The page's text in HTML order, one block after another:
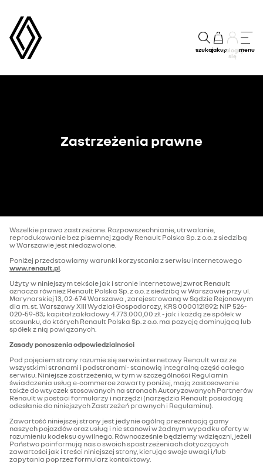
szukajzakupZaloguj
się
menu
Zastrzeżenia prawne
Wszelkie prawa zastrzeżone. Rozpowszechnianie, utrwalanie,
reprodukowanie bez pisemnej zgody Renault Polska Sp. z o.o. z siedzibą
w Warszawie jest niedozwolone.
Poniżej przedstawiamy warunki korzystania z serwisu internetowego
www.renault.pl.
Użyty w niniejszym tekście jak i stronie internetowej zwrot Renault
oznacza również Renault Polska Sp. z o.o. z siedzibą w Warszawie przy ul.
Marynarskiej 13, 02-674 Warszawa , zarejestrowaną w Sądzie Rejonowym
dla m. st. Warszawy XIII Wydział Gospodarczy, KRS 0000121892; NIP 526-
020-59-83; kapitał zakładowy 4.773.000,00 zł. - jak i każdą ze spółek w
stosunku, do których Renault Polska Sp. z o.o. ma pozycję dominującą lub
spółek z nią powiązanych.
Zasady ponoszenia odpowiedzialności
Pod pojęciem strony rozumie się serwis internetowy Renault wraz ze
wszystkimi stronami i podstronami- stanowią integralną część całego
serwisu. Niniejsze zastrzeżenia, w tym w szczególności Regulamin
świadczenia usług e-commerce zawarty poniżej, mają zastosowanie
także do wtyczek stosowanych na stronach Autoryzowanych Partnerów
Renault w postaci formularzy i narzędzi (narzędzia Renault posiadają
odesłanie do niniejszych Zastrzeżeń prawnych i Regulaminu).
Zawartość niniejszej strony jest jedynie ogólną prezentacją gamy
naszych pojazdów oraz usług i nie stanowi w żadnym wypadku oferty w
rozumieniu kodeksu cywilnego. Równocześnie będziemy wdzięczni, jeżeli
Państwo poinformują nas o swoich spostrzeżeniach dotyczących
zawartości jak i treści niniejszej strony, kierując swoje uwagi i/lub
zapytania poprzez formularz kontaktowy.